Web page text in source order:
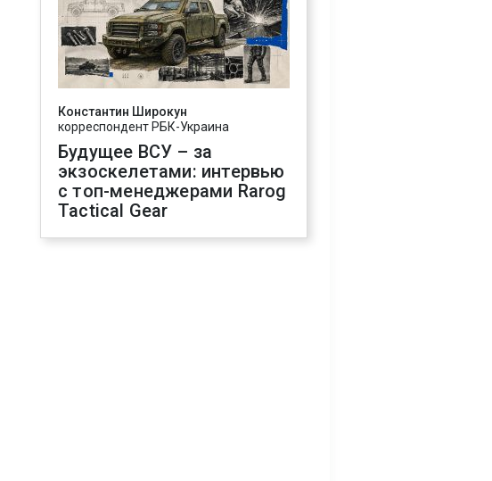
Константин Широкун
корреспондент РБК-Украина
Будущее ВСУ – за
экзоскелетами: интервью
с топ-менеджерами Rarog
Tactical Gear